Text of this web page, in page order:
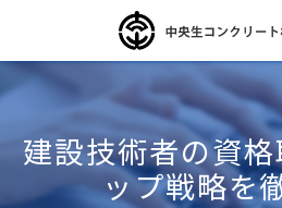
建設技術者の資
ップ戦略を